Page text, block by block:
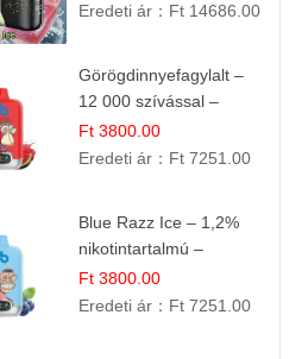
Eredeti ár： Ft 14686.00
Görögdinnyefagylalt –
12 000 szívással –
eldobható elektromos
cigi
Ft 3800.00
Eredeti ár： Ft 7251.00
Blue Razz Ice – 1,2%
nikotintartalmú –
eldobható e cigi
Ft 3800.00
Eredeti ár： Ft 7251.00